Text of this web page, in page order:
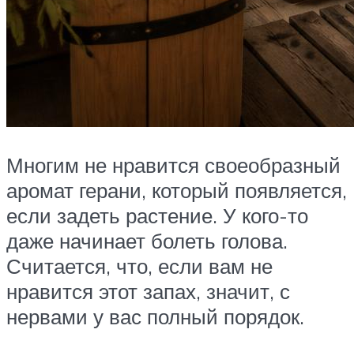
Многим не нравится своеобразный
аромат герани, который появляется,
если задеть растение. У кого-то
даже начинает болеть голова.
Считается, что, если вам не
нравится этот запах, значит, с
нервами у вас полный порядок.